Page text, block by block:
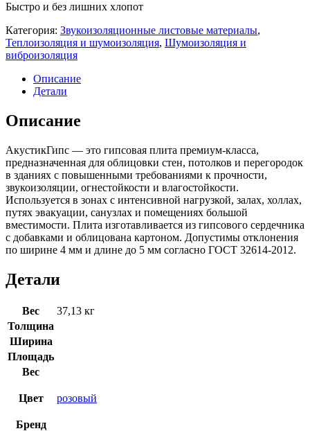
Быстро и без лишних хлопот
Категория: Звукоизоляционные листовые материалы,
Теплоизоляция и шумоизоляция, Шумоизоляция и
виброизоляция
Описание
Детали
Описание
АкустикГипс — это гипсовая плита премиум-класса,
предназначенная для облицовки стен, потолков и перегородок
в зданиях с повышенными требованиями к прочности,
звукоизоляции, огнестойкости и влагостойкости.
Используется в зонах с интенсивной нагрузкой, залах, холлах,
путях эвакуации, санузлах и помещениях большой
вместимости. Плита изготавливается из гипсового сердечника
с добавками и облицована картоном. Допустимы отклонения
по ширине 4 мм и длине до 5 мм согласно ГОСТ 32614-2012.
Детали
Вес
37,13 кг
Толщина
Ширина
Площадь
Вес
Цвет розовый
Бренд